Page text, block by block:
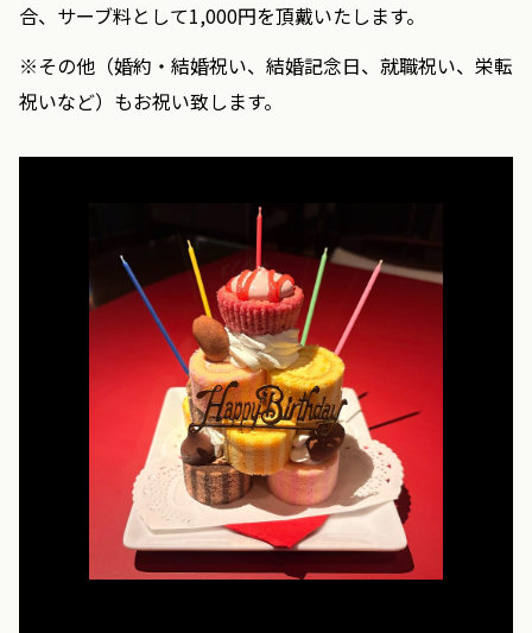
合、サーブ料として1,000円を頂戴いたします。
※その他（婚約・結婚祝い、結婚記念日、就職祝い、栄転
祝いなど）もお祝い致します。